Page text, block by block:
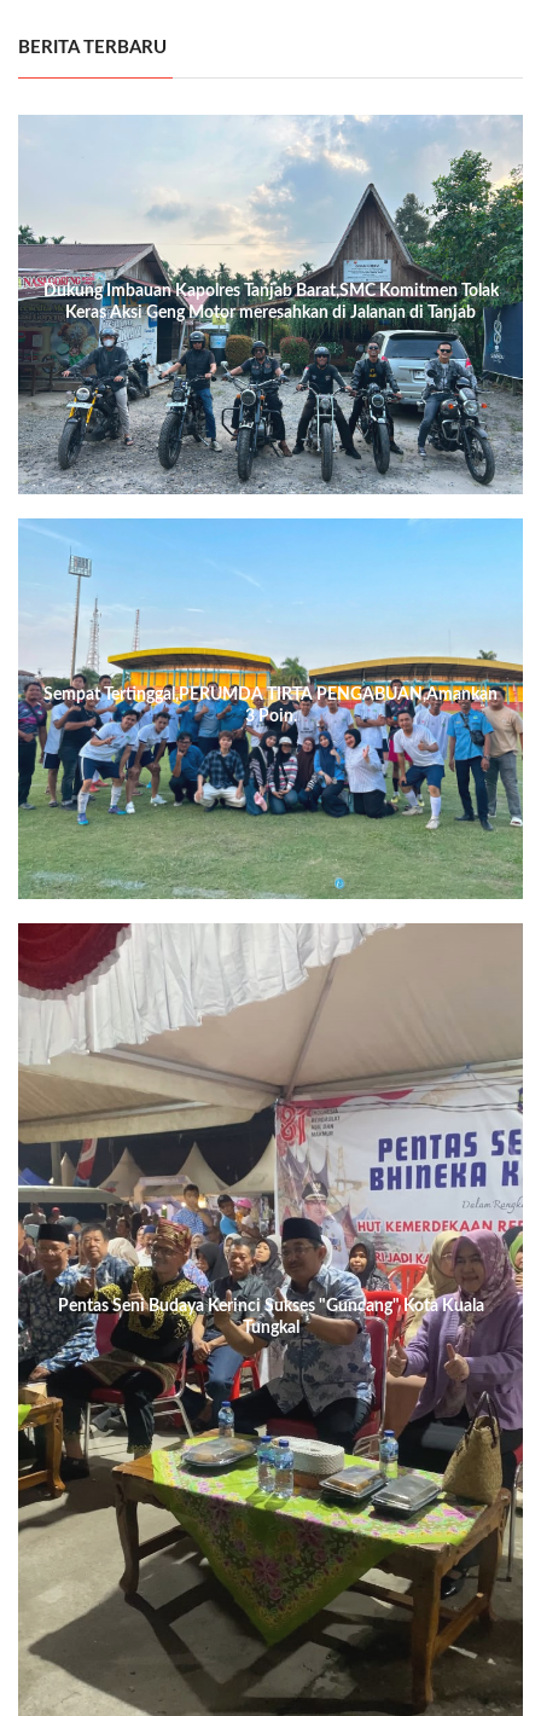
BERITA TERBARU
Dukung Imbauan Kapolres Tanjab Barat,SMC Komitmen Tolak
Keras Aksi Geng Motor meresahkan di Jalanan di Tanjab
Barat.
Sempat Tertinggal,PERUMDA TIRTA PENGABUAN,Amankan
3 Poin.
Pentas Seni Budaya Kerinci Sukses "Guncang" Kota Kuala
Tungkal